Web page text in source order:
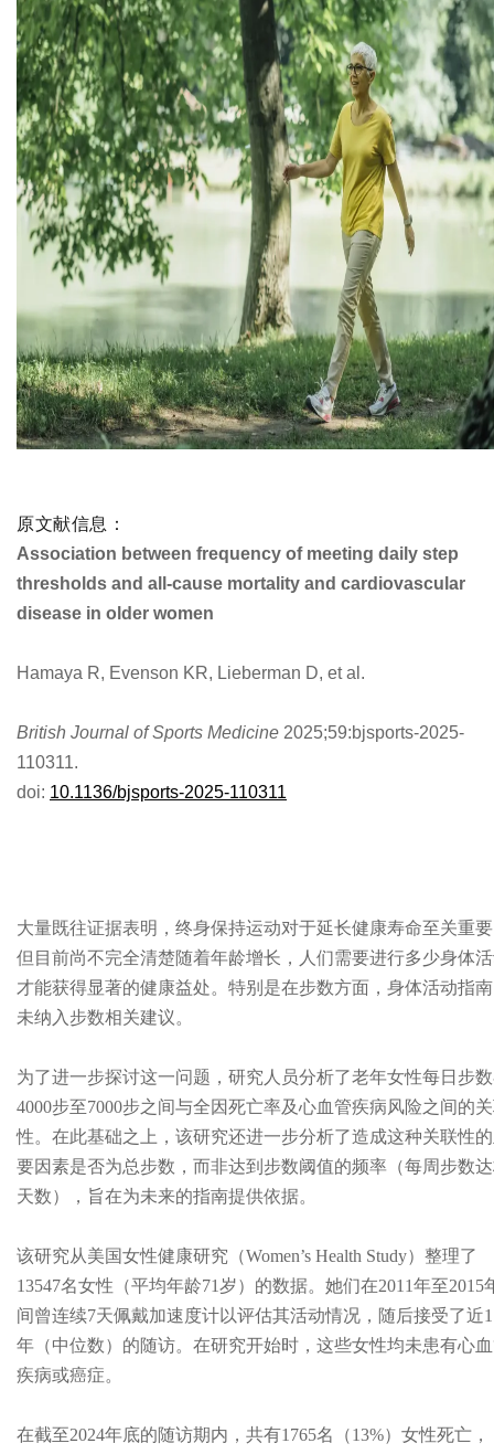
原文献信息：
Association between frequency of meeting daily step
thresholds and all-cause mortality and cardiovascular
disease in older women
Hamaya R, Evenson KR, Lieberman D, et al.
British Journal of Sports Medicine 2025;59:bjsports-2025-
110311.
doi: 10.1136/bjsports-2025-110311
大量既往证据表明，终身保持运动对于延长健康寿命至关重
但目前尚不完全清楚随着年龄增长，人们需要进行多少身体
才能获得显著的健康益处。特别是在步数方面，身体活动指
未纳入步数相关建议。
为了进一步探讨这一问题，研究人员分析了老年女性每日步
4000步至7000步之间与全因死亡率及心血管疾病风险之间的
性。在此基础之上，该研究还进一步分析了造成这种关联性
要因素是否为总步数，而非达到步数阈值的频率（每周步数
天数），旨在为未来的指南提供依据。
该研究从美国女性健康研究（Women’s Health Study）整理了
13547名女性（平均年龄71岁）的数据。她们在2011年至2015
间曾连续7天佩戴加速度计以评估其活动情况，随后接受了近
年（中位数）的随访。在研究开始时，这些女性均未患有心
疾病或癌症。
在截至2024年底的随访期内，共有1765名（13%）女性死亡，